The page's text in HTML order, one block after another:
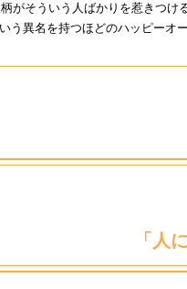
がそういう人ばかりを惹きつけ
う異名を持つほどのハッピーオ
「人